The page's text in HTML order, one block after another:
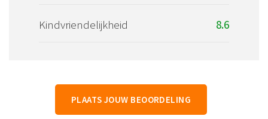
Kindvriendelijkheid 8.6
PLAATS JOUW BEOORDELING